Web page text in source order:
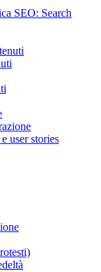
SEO: Search
user stories